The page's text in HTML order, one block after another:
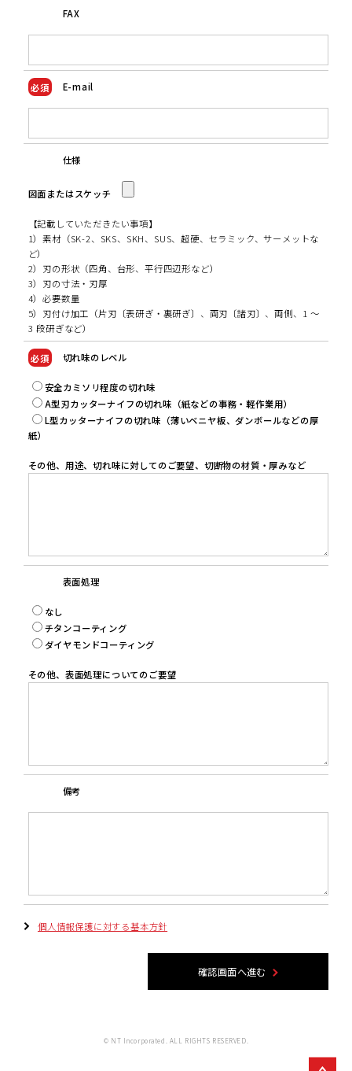
FAX
E-mail
仕様
図面またはスケッチ
【記載していただきたい事項】
1）素材（SK-2、SKS、SKH、SUS、超硬、セラミック、サーメットな
ど）
2）刃の形状（四角、台形、平行四辺形など）
3）刃の寸法・刃厚
4）必要数量
5）刃付け加工（片刃〔表研ぎ・裏研ぎ〕、両刃〔諸刃〕、両側、1 ～
3 段研ぎなど）
切れ味のレベル
安全カミソリ程度の切れ味
A型刃カッターナイフの切れ味（紙などの事務・軽作業用）
L型カッターナイフの切れ味（薄いベニヤ板、ダンボールなどの厚
紙）
その他、用途、切れ味に対してのご要望、切断物の材質・厚みなど
表面処理
なし
チタンコーティング
ダイヤモンドコーティング
その他、表面処理についてのご要望
備考
個人情報保護に対する基本方針
確認画面へ進む
© NT Incorporated. ALL RIGHTS RESERVED.